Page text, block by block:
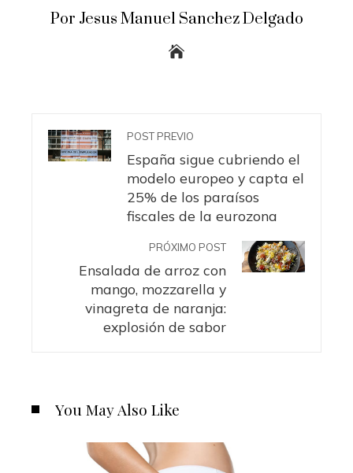
Por Jesus Manuel Sanchez Delgado
POST PREVIO
España sigue cubriendo el
modelo europeo y capta el
25% de los paraísos
fiscales de la eurozona
PRÓXIMO POST
Ensalada de arroz con
mango, mozzarella y
vinagreta de naranja:
explosión de sabor
You May Also Like